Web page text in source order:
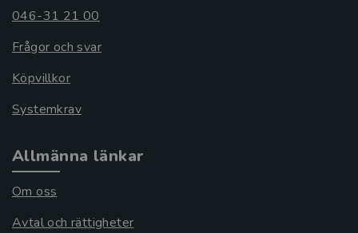
046-31 21 00
Frågor och svar
Köpvillkor
Systemkrav
Allmänna länkar
Om oss
Avtal och rättigheter